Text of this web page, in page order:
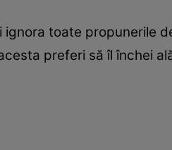
toate propunerile
preferi să îl închei